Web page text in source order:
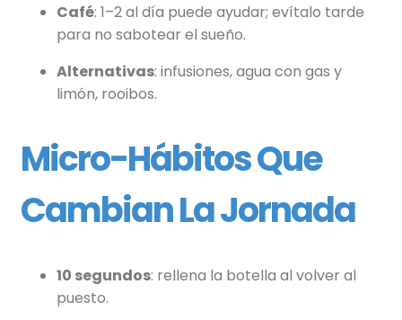
Café: 1–2 al día puede ayudar; evítalo tarde
para no sabotear el sueño.
Alternativas: infusiones, agua con gas y
limón, rooibos.
Micro-Hábitos Que
Cambian La Jornada
10 segundos: rellena la botella al volver al
puesto.